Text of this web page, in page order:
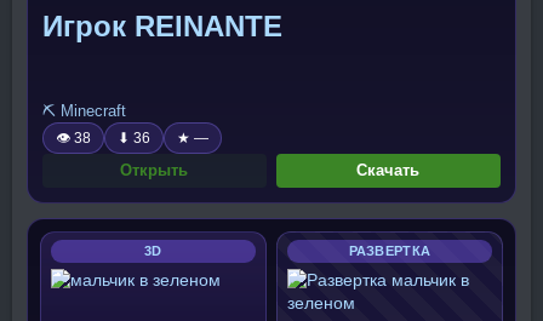
Игрок REINANTE
⛏️ Minecraft
👁 38 ⬇ 36 ★ —
Открыть Скачать
3D РАЗВЕРТКА